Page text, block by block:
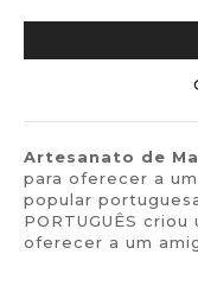
Artesanato de
para oferecer a
popular
PORTUGUÊS
oferecer a um